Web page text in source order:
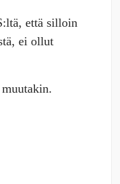
että silloin
ei ollut